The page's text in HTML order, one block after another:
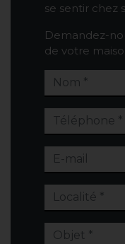
se sentir chez
Demandez-
de votre